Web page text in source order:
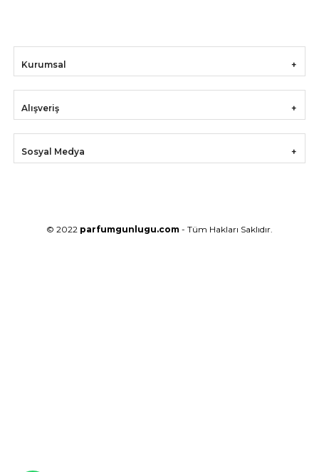
Kurumsal
Alışveriş
Sosyal Medya
© 2022 parfumgunlugu.com - Tüm Hakları Saklıdır.